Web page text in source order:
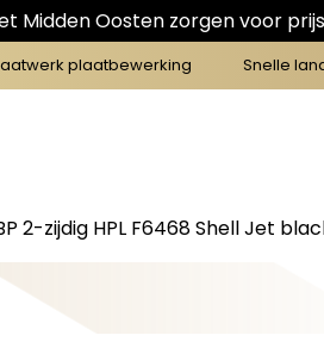
Midden Oosten zorgen voor
plaatbewerking Snelle
2-zijdig HPL F6468 Shell Jet